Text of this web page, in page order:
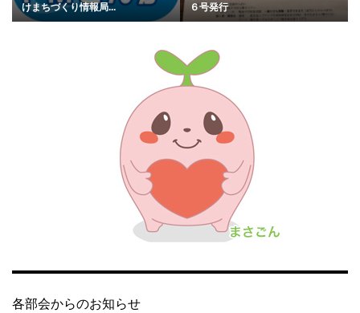
けまちづくり情報局...
６号発行
各部会からのお知らせ